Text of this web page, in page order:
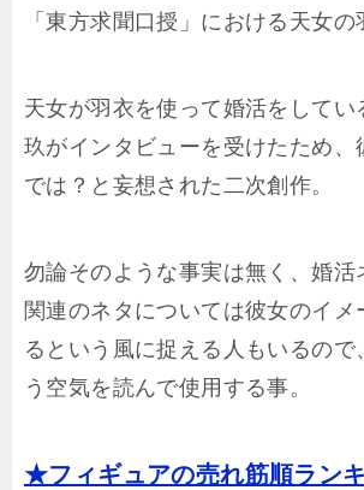
「東方求聞口授」における天女の
天女が羽衣を使って婚活をして
玖がインタビューを受けたため
では？と妄想された二次創作。
勿論そのような事実は無く、婚
関連のネタについては彼女のイ
るという風に捉える人もいるので
う空気を読んで使用する事。
★フィギュアの売れ筋順ラン